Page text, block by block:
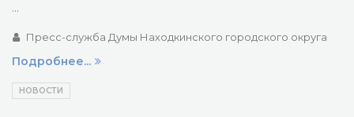
…
Пресс-служба Думы Находкинского городского округа
Подробнее...
НОВОСТИ